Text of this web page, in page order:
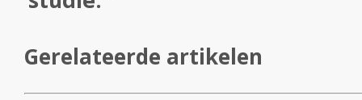
Gerelateerde artikelen